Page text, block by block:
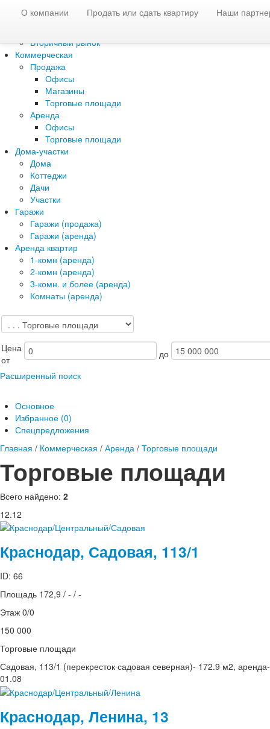
О компании Продать или сдать квартиру Наши
Жилая недвижимость
Вторичный рынок
Коммерческая
Продажа
Офисы
Магазины
Торговые площади
Аренда
Офисы
Торговые площади
Дома-участки
Дома
Коттеджи
Дачи
Участки
Гаражи
Гаражи (продажа)
Гаражи (аренда)
Аренда квартир
1-комн (аренда)
2-комн (аренда)
3-комн. и более (аренда)
Комнаты (аренда)
Цена
от
до
Расширенный поиск
Основное
Избранное (0)
Спецпредложения
Главная / Коммерческая / Аренда / Торговые площади
Торговые площади
Всего найдено: 2
12.12
Краснодар, Садовая, 113/1
ID: 66
Площадь 172,9 / - / -
Этаж 0/0
150 000
Торговые площади
Садовая, 113/1 (перекресток садовая северная)- 172.9 м2,
01.08
Краснодар, Ленина, 13